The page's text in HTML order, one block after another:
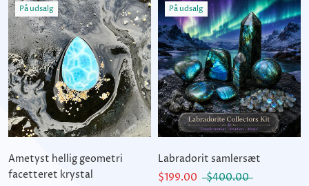
På udsalg
Ametyst hellig geometri
facetteret krystal
På udsalg
Labradorit samlersæt
$199.00
$400.00